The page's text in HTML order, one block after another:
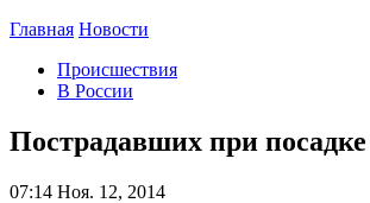
Главная Новости
Происшествия
В России
Пострадавших при
07:14 Ноя. 12, 2014